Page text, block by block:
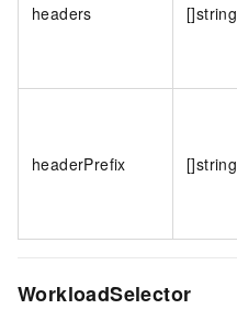
headers []string
headerPrefix []string
WorkloadSelector